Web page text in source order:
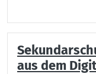
aus dem